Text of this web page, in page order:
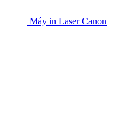
Máy in Laser Canon